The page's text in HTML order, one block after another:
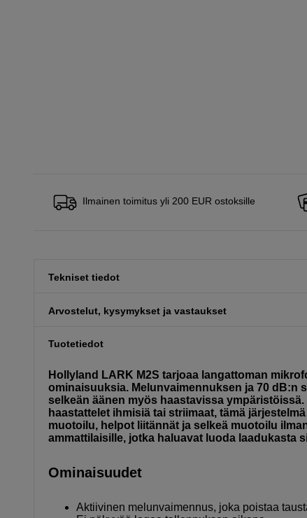
Ilmainen toimitus yli 200 EUR ostoksille
Tekniset tiedot
Arvostelut, kysymykset ja vastaukset
Tuotetiedot
Hollyland LARK M2S tarjoaa langattoman
ominaisuuksia. Melunvaimennuksen ja 70 dB:n
selkeän äänen myös haastavissa
haastattelet ihmisiä tai striimaat, tämä
muotoilu, helpot liitännät ja selkeä muotoilu
ammattilaisille, jotka haluavat luoda laadukasta
Ominaisuudet
Aktiivinen melunvaimennus, joka poistaa